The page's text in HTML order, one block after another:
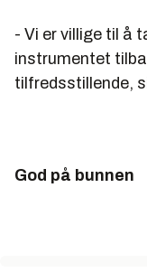
- Vi er villige til å
instrumentet
tilfredsstillende,
God på bunnen